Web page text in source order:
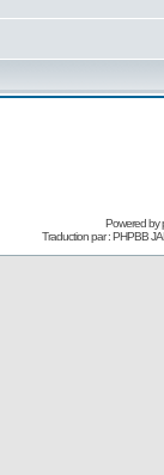
Powered by
Traduction par : PHPBB